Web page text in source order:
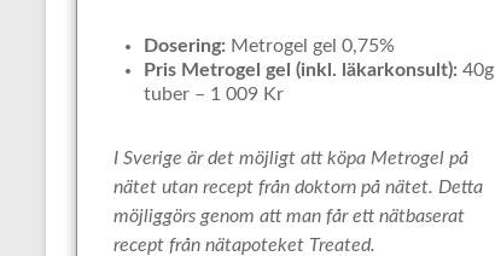
Dosering: Metrogel gel 0,75%
Pris Metrogel gel (inkl. läkarkonsult): 40g
tuber – 1 009 Kr
I Sverige är det möjligt att köpa Metrogel på
nätet utan recept från doktorn på nätet. Detta
möjliggörs genom att man får ett nätbaserat
recept från nätapoteket Treated.